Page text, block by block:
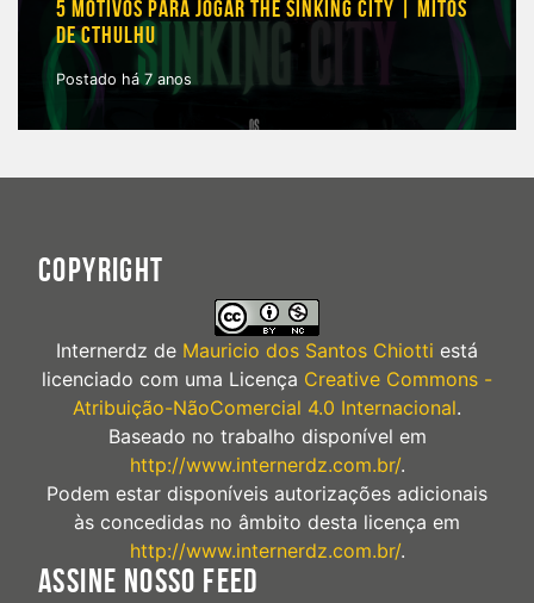
5 MOTIVOS PARA JOGAR THE SINKING CITY | MITOS
DE CTHULHU
Postado há 7 anos
COPYRIGHT
Internerdz de Mauricio dos Santos Chiotti está
licenciado com uma Licença Creative Commons -
Atribuição-NãoComercial 4.0 Internacional.
Baseado no trabalho disponível em
http://www.internerdz.com.br/.
Podem estar disponíveis autorizações adicionais
às concedidas no âmbito desta licença em
http://www.internerdz.com.br/.
ASSINE NOSSO FEED